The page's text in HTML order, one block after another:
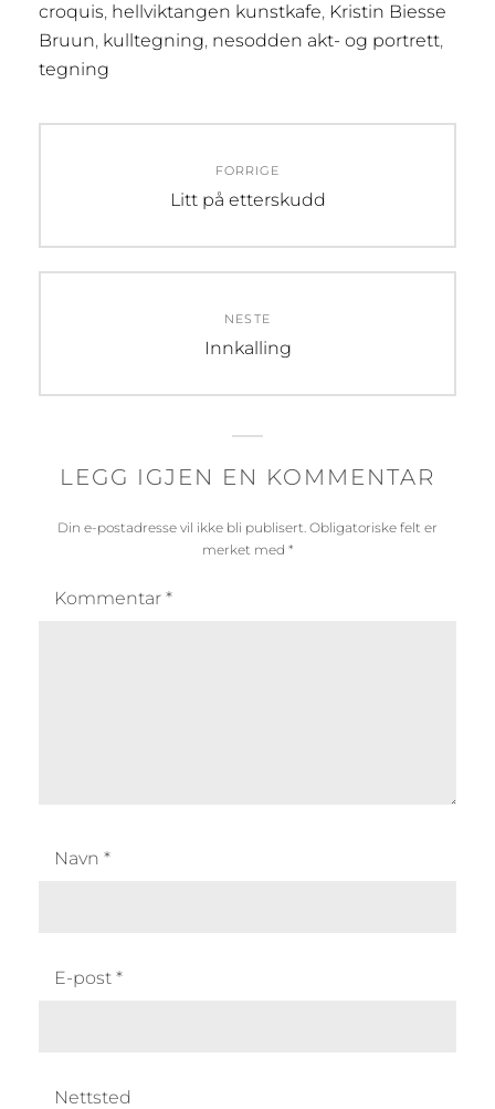
croquis, hellviktangen kunstkafe, Kristin Biesse
Bruun, kulltegning, nesodden akt- og portrett,
tegning
FORRIGE
Forrige
Litt på etterskudd
NESTE
Neste
Innkalling
LEGG IGJEN EN KOMMENTAR
Din e-postadresse vil ikke bli publisert. Obligatoriske felt er
merket med *
Kommentar *
Navn *
E-post *
Nettsted